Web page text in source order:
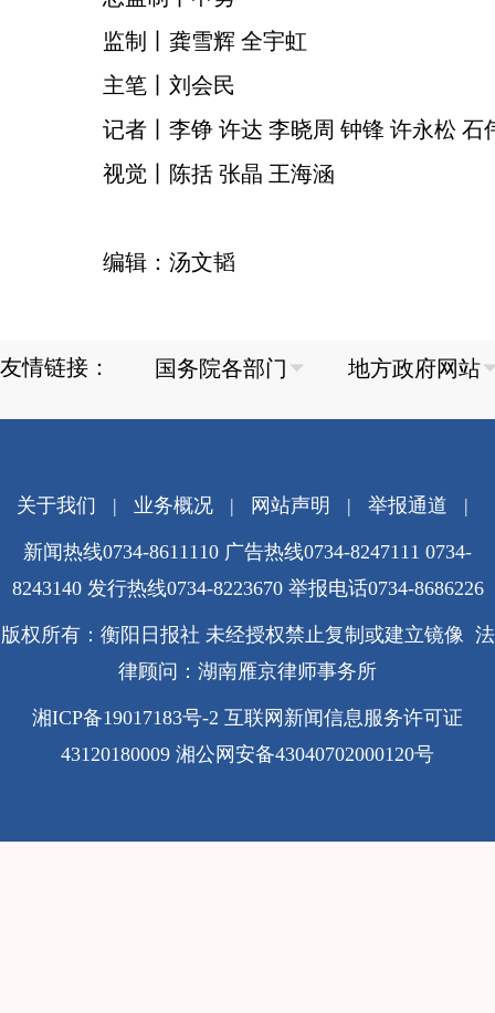
监制丨龚雪辉 全宇虹
主笔丨刘会民
记者丨李铮 许达 李晓周 钟锋 许永松
视觉丨陈括 张晶 王海涵
编辑：汤文韬
友情链接：
关于我们 | 业务概况| 网站声明 | 举报通道 |
新闻热线0734-8611110 广告热线0734-8247111 0734-
8243140 发行热线0734-8223670 举报电话0734-8686226
版权所有：衡阳日报社 未经授权禁止复制或建立镜像 法
律顾问：湖南雁京律师事务所
湘ICP备19017183号-2 互联网新闻信息服务许可证
43120180009 湘公网安备43040702000120号